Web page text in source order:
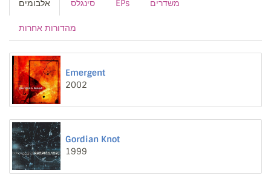
אלבומים סינגלס EPs משדרים
מהדורות אחרות
Emergent
2002
Gordian Knot
1999